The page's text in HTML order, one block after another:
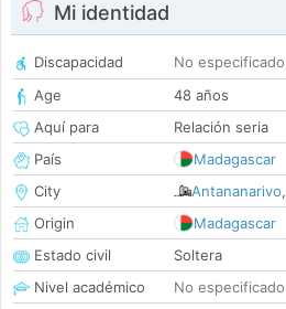
Mi identidad
Discapacidad
No especificado
Age
48 años
Aquí para
Relación seria
País
Madagascar
City
Antananarivo,
Origin
Madagascar
Estado civil
Soltera
Nivel académico
No especificado